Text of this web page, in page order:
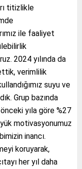
titizlikle
ile faaliyet
2024 yılında da
verimlilik
suyu ve
Grup bazında
yıla göre %27
motivasyonumuz
inancı.
koruyarak,
her yıl daha